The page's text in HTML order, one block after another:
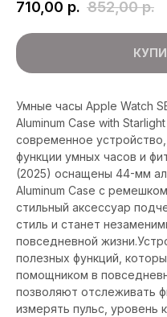
710,00 р. 852,00 р.
Умные часы Apple Watch
Aluminum Case with
современное
функции умных часов и
(2025) оснащены 44-мм
Aluminum Case с
стильный аксессуар
стиль и станет
повседневной
полезных функций,
помощником в
позволяют отслеживать
измерять пульс, уровень